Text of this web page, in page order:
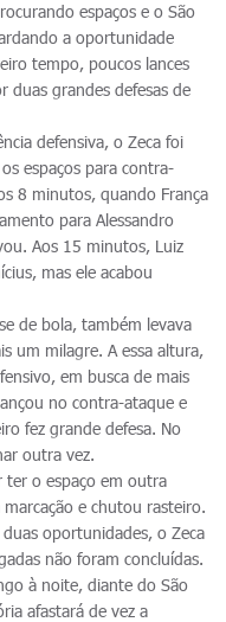
espaços e o São
a oportunidade
tempo, poucos lances
duas grandes defesas de
defensiva, o Zeca foi
espaços para contra-
8 minutos, quando França
para Alessandro
Aos 15 minutos, Luiz
mas ele acabou
de bola, também levava
um milagre. A essa altura,
em busca de mais
no contra-ataque e
fez grande defesa. No
outra vez.
ter o espaço em outra
e chutou rasteiro.
oportunidades, o Zeca
não foram concluídas.
à noite, diante do São
afastará de vez a